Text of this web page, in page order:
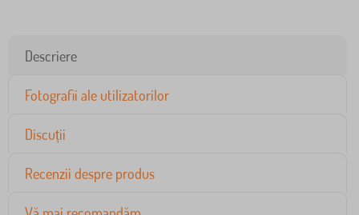
Descriere
Fotografii ale utilizatorilor
Discuții
Recenzii despre produs